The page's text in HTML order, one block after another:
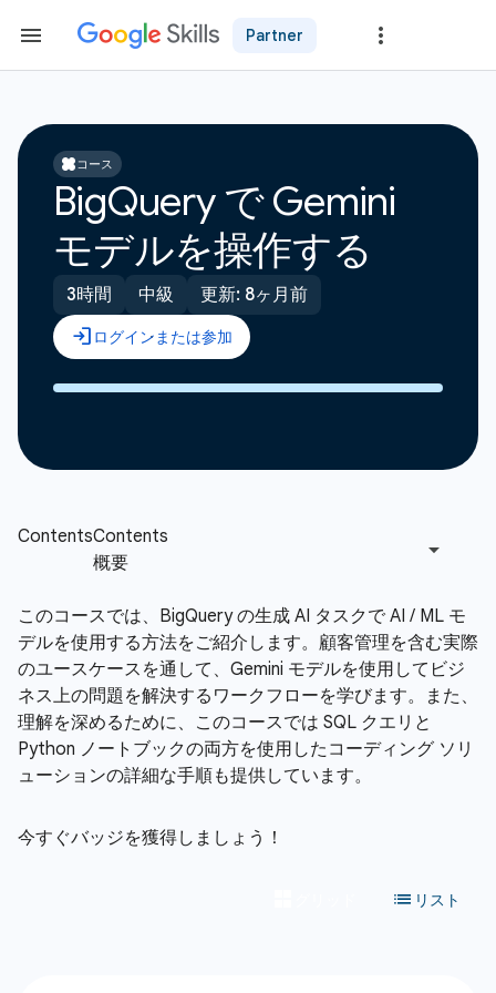
Partner
コース
BigQuery で Gemini
モデルを操作する
3時間 中級 更新: 8ヶ月前
このコースでは、BigQuery の生成 AI タスクで AI / ML モ
デルを使用する方法をご紹介します。顧客管理を含む実際
のユースケースを通して、Gemini モデルを使用してビジ
ネス上の問題を解決するワークフローを学びます。また、
理解を深めるために、このコースでは SQL クエリと
Python ノートブックの両方を使用したコーディング ソリ
ューションの詳細な手順も提供しています。
今すぐバッジを獲得しましょう！